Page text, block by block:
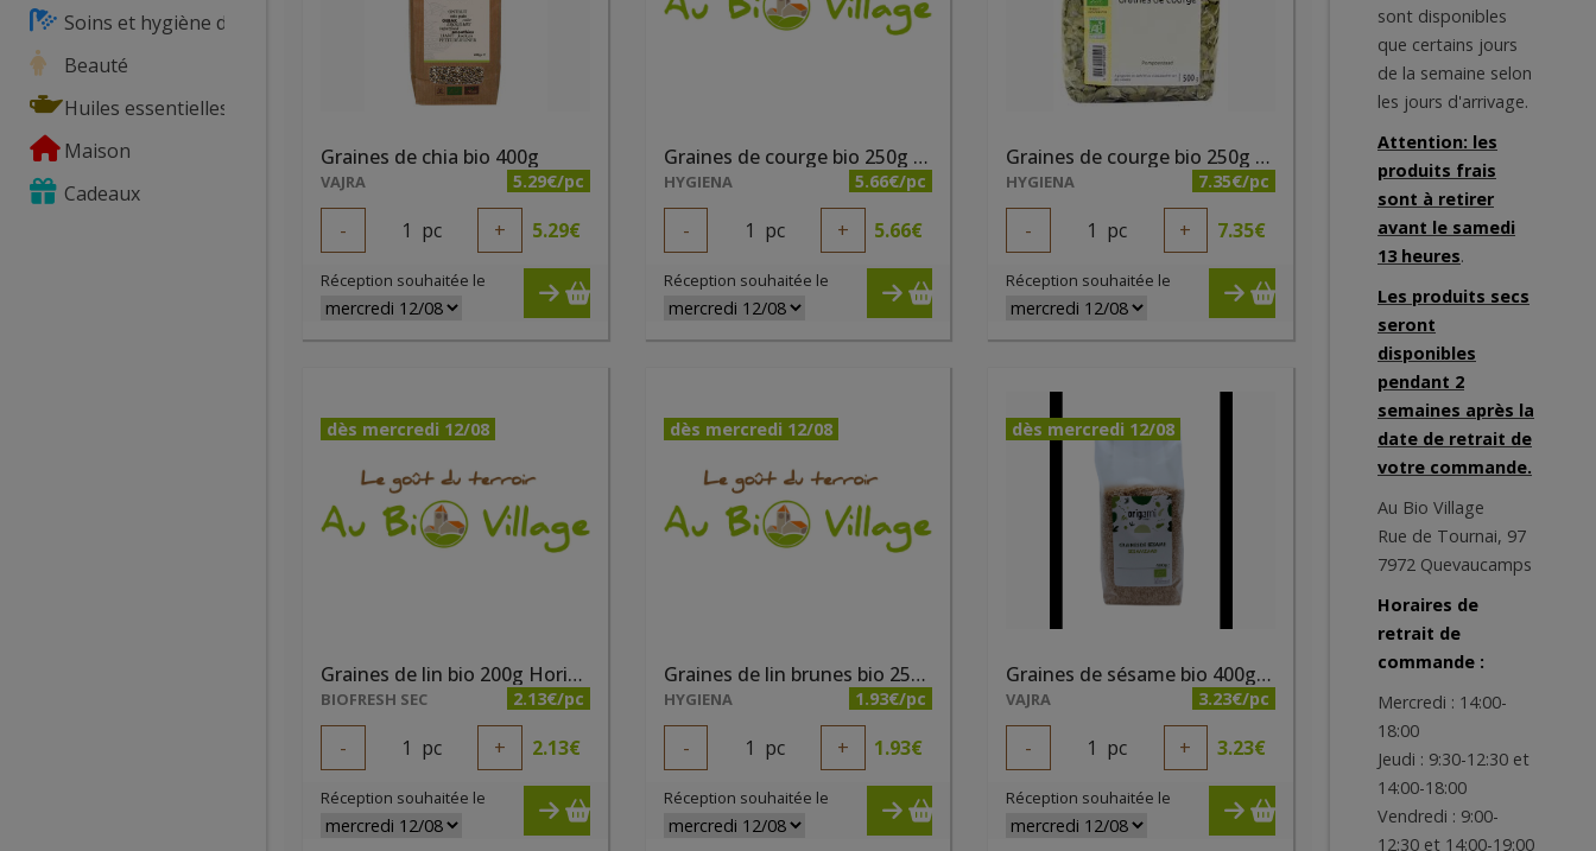
Soins et hygiène du corps
Beauté
Huiles essentielles
Maison
Cadeaux
Graines de chia bio 400g
VAJRA 5.29€/pc
- 1 pc + 5.29€
Réception souhaitée le
Graines de courge bio 250g Hygiena
HYGIENA 5.66€/pc
- 1 pc + 5.66€
Réception souhaitée le
Graines de courge bio 250g Priméal
HYGIENA 7.35€/pc
- 1 pc + 7.35€
Réception souhaitée le
dès mercredi 12/08
Graines de lin bio 200g Horizon
BIOFRESH SEC 2.13€/pc
- 1 pc + 2.13€
Réception souhaitée le
dès mercredi 12/08
Graines de lin brunes bio 250g Hygiena
HYGIENA 1.93€/pc
- 1 pc + 1.93€
Réception souhaitée le
dès mercredi 12/08
Graines de sésame bio 400g Origami
VAJRA 3.23€/pc
- 1 pc + 3.23€
Réception souhaitée le
sont disponibles
que certains jours
de la semaine selon
les jours d'arrivage.
Attention: les
produits frais
sont à retirer
avant le samedi
13 heures.
Les produits secs
seront
disponibles
pendant 2
semaines après la
date de retrait de
votre commande.
Au Bio Village
Rue de Tournai, 97
7972 Quevaucamps
Horaires de
retrait de
commande :
Mercredi : 14:00-
18:00
Jeudi : 9:30-12:30 et
14:00-18:00
Vendredi : 9:00-
12:30 et 14:00-19:00